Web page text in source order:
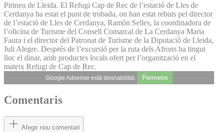
Pirineu de Lleida. El Refugi Cap de Rec de l’estació de Lles de
Cerdanya ha estat el punt de trobada, on han estat rebuts pel director
de l’estació de Lles de Cerdanya, Ramón Selles, la coordinadora de
l’oficina de Turisme del Consell Comarcal de La Cerdanya Maria
Faura i el director del Patronat de Turisme de la Diputació de Lleida,
Juli Alegre. Després de l’excursió per la ruta dels Afrons ha tingut
lloc el dinar, amb productes locals ofert per l’organització en el
mateix Refugi de Cap de Rec.
Google Adsense està deshabilitat. Permetre
Comentaris
Afegir nou comentari